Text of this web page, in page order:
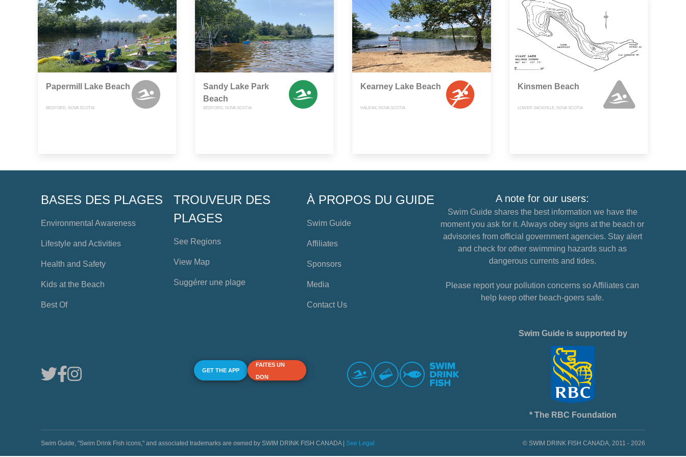
Papermill Lake Beach
BEDFORD, NOVA SCOTIA
Sandy Lake Park
Beach
BEDFORD, NOVA SCOTIA
Kearney Lake Beach
HALIFAX, NOVA SCOTIA
Kinsmen Beach
LOWER SACKVILLE, NOVA SCOTIA
BASES DES PLAGES
Environmental Awareness
Lifestyle and Activities
Health and Safety
Kids at the Beach
Best Of
TROUVEUR DES
PLAGES
See Regions
View Map
Suggérer une plage
À PROPOS DU GUIDE
Swim Guide
Affiliates
Sponsors
Media
Contact Us
A note for our users:
Swim Guide shares the best information we have the
moment you ask for it. Always obey signs at the beach or
advisories from official government agencies. Stay alert
and check for other swimming hazards such as
dangerous currents and tides.
Please report your pollution concerns so Affiliates can
help keep other beach-goers safe.
GET THE APP
FAITES UN
DON
Swim Guide is supported by
* The RBC Foundation
Swim Guide, "Swim Drink Fish icons," and associated trademarks are owned by SWIM DRINK FISH CANADA | See Legal © SWIM DRINK FISH CANADA, 2011 - 2026